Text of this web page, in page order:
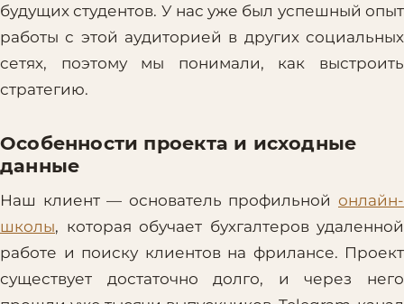
будущих студентов. У нас уже был успешный опыт
работы с этой аудиторией в других социальных
сетях, поэтому мы понимали, как выстроить
стратегию.
Особенности проекта и исходные
данные
Наш клиент — основатель профильной онлайн-
школы, которая обучает бухгалтеров удаленной
работе и поиску клиентов на фрилансе. Проект
существует достаточно долго, и через него